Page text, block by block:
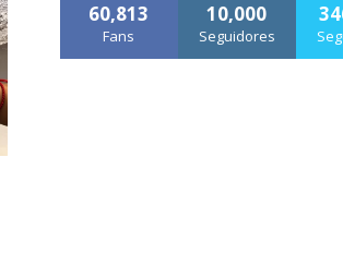
60,813
Fans
10,000
Seguidores